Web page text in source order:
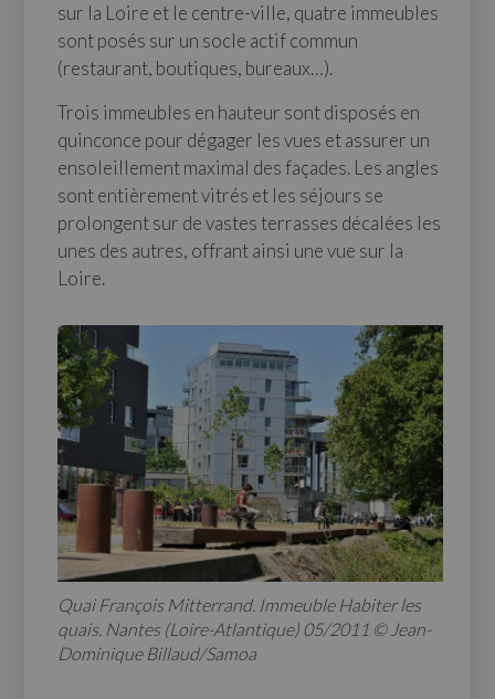
sur la Loire et le centre-ville, quatre immeubles
sont posés sur un socle actif commun
(restaurant, boutiques, bureaux…).
Trois immeubles en hauteur sont disposés en
quinconce pour dégager les vues et assurer un
ensoleillement maximal des façades. Les angles
sont entièrement vitrés et les séjours se
prolongent sur de vastes terrasses décalées les
unes des autres, offrant ainsi une vue sur la
Loire.
Quai François Mitterrand. Immeuble Habiter les
quais. Nantes (Loire-Atlantique) 05/2011 © Jean-
Dominique Billaud/Samoa